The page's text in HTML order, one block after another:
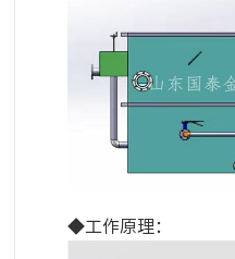
◆工作原理：